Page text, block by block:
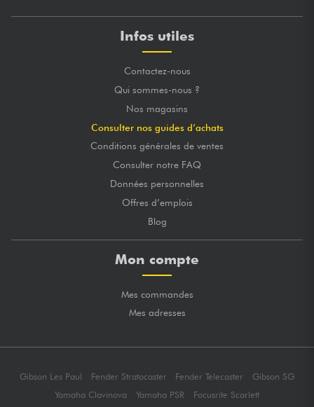
Infos utiles
Contactez-nous
Qui sommes-nous ?
Nos magasins
Consulter nos guides d’achats
Conditions générales de ventes
Consulter notre FAQ
Données personnelles
Offres d’emplois
Blog
Mon compte
Mes commandes
Mes adresses
Gibson Les Paul Fender Stratocaster Fender Telecaster
Gibson SG
Yamaha Clavinova
Yamaha PSR Focusrite Scarlett